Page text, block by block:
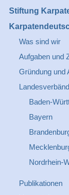
Stiftung
Was sind wir
Aufgaben und
Gründung und
Baden-
Bayern
Nordrhein-
Publikationen